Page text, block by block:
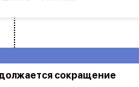
сокращение